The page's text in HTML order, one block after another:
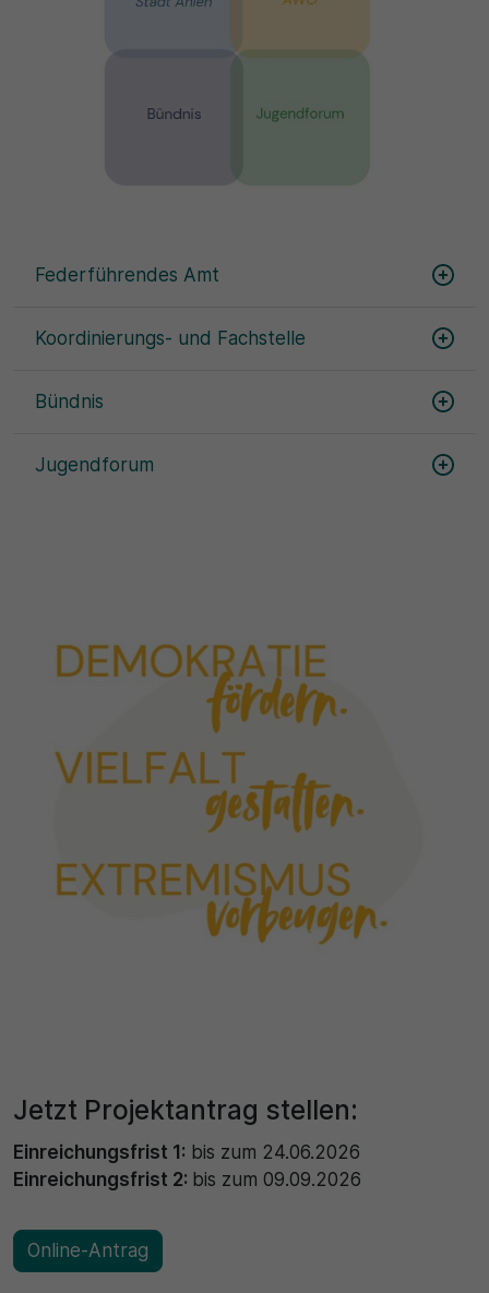
Federführendes Amt
Koordinierungs- und Fachstelle
Bündnis
Jugendforum
Jetzt Projektantrag stellen:
Einreichungsfrist 1: bis zum 24.06.2026
Einreichungsfrist 2: bis zum 09.09.2026
Online-Antrag